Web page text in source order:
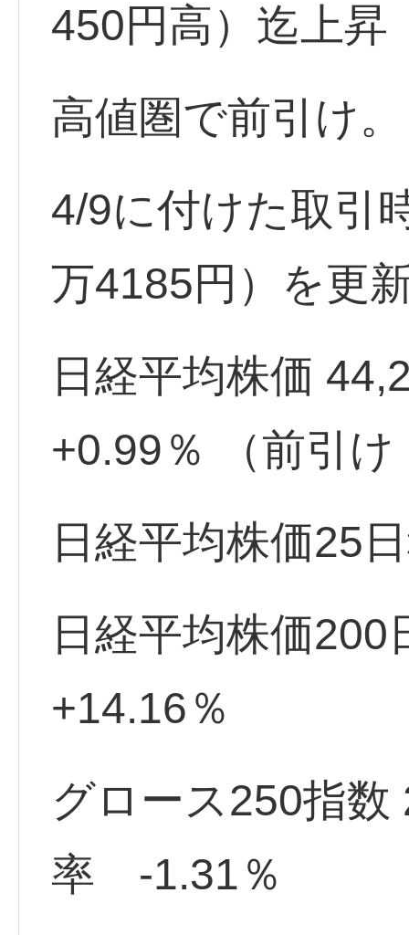
450円高）迄上昇
高値圏で前引け。
4/9に付けた取引
万4185円）を更
日経平均株価
+0.99％ （前引
日経平均株価25
日経平均株価
+14.16％
グロース250指数
率 -1.31％